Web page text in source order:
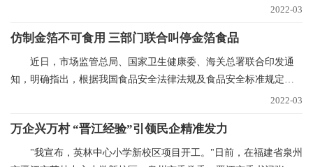
2022-03
仿制金箔不可食用 三部门联合叫停金箔食品
近日，市场监管总局、国家卫生健康委、海关总署联合印发通
知，明确指出，根据我国食品安全法律法规及食品安全标准规定，
2022-03
万企兴万村 “晋江经验”引领民企精准发力
"我宣布，英林中心小学新校区项目开工。"日前，在福建省泉州